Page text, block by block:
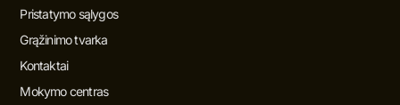
Pristatymo sąlygos
Grąžinimo tvarka
Kontaktai
Mokymo centras